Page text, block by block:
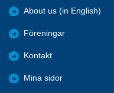
About us (in English)
Föreningar
Kontakt
Mina sidor